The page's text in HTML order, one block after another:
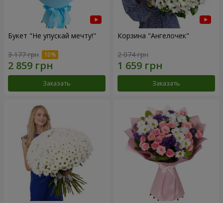
Букет "Не упускай мечту!"
3 177 грн
Заказать
Корзина "Ангелочек"
2 074 грн
Заказать